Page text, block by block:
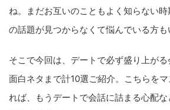
ね。まだお互いのこともよく知らない
の話題が見つからなくて悩んでいる方も
そこで今回は、デートで必ず盛り上が
面白ネタまで計10選ご紹介。こちらを
れば、もうデートで会話に詰まる心配